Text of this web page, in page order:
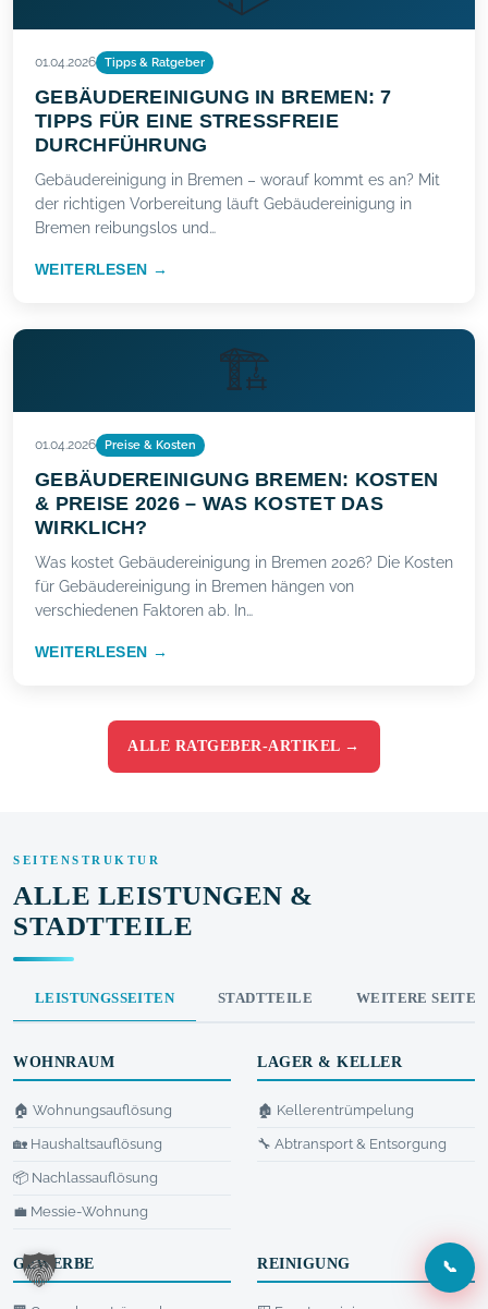
01.04.2026 Tipps & Ratgeber
GEBÄUDEREINIGUNG IN BREMEN: 7
TIPPS FÜR EINE STRESSFREIE
DURCHFÜHRUNG
Gebäudereinigung in Bremen – worauf kommt es an? Mit
der richtigen Vorbereitung läuft Gebäudereinigung in
Bremen reibungslos und…
WEITERLESEN →
🏗️
01.04.2026 Preise & Kosten
GEBÄUDEREINIGUNG BREMEN: KOSTEN
& PREISE 2026 – WAS KOSTET DAS
WIRKLICH?
Was kostet Gebäudereinigung in Bremen 2026? Die Kosten
für Gebäudereinigung in Bremen hängen von
verschiedenen Faktoren ab. In…
WEITERLESEN →
ALLE RATGEBER-ARTIKEL →
SEITENSTRUKTUR
ALLE LEISTUNGEN &
STADTTEILE
LEISTUNGSSEITEN STADTTEILE WEITERE SEITEN
WOHNRAUM
🏠 Wohnungsauflösung
🏡 Haushaltsauflösung
📦 Nachlassauflösung
💼 Messie-Wohnung
LAGER & KELLER
🏚️ Kellerentrümpelung
🔧 Abtransport & Entsorgung
GEWERBE REINIGUNG 📞